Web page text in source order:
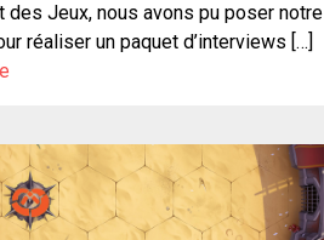
des Jeux, nous avons pu poser notre
réaliser un paquet d’interviews […]